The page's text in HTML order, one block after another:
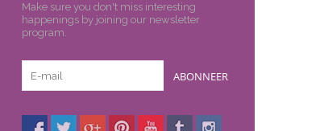
Make sure you don't miss interesting
happenings by joining our newsletter
program.
ABONNEER